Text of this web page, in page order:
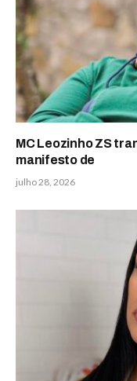
MC Leozinho ZS
manifesto de
julho 28, 2026